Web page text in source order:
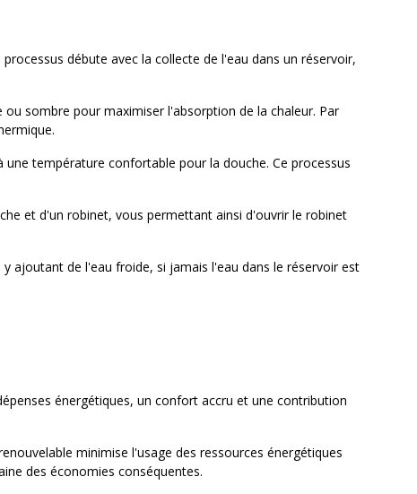
débute avec la collecte de l'eau dans un réservoir,
sombre pour maximiser l'absorption de la chaleur. Par
température confortable pour la douche. Ce processus
et d'un robinet, vous permettant ainsi d'ouvrir le robinet
ajoutant de l'eau froide, si jamais l'eau dans le réservoir est
énergétiques, un confort accru et une contribution
minimise l'usage des ressources énergétiques
des économies conséquentes.